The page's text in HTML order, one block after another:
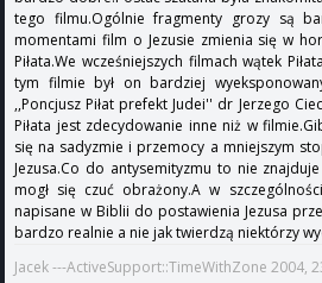
tego filmu.Ogólnie fragmenty grozy są
momentami film o Jezusie zmienia się w
Piłata.We wcześniejszych filmach wątek
tym filmie był on bardziej
,,Poncjusz Piłat prefekt Judei'' dr Jerzego
Piłata jest zdecydowanie inne niż w
się na sadyzmie i przemocy a mniejszym
Jezusa.Co do antysemityzmu to nie
mogł się czuć obrażony.A w
napisane w Biblii do postawienia Jezusa
bardzo realnie a nie jak twierdzą niektórzy
Jacek ---ActiveSupport::TimeWithZone 2004,